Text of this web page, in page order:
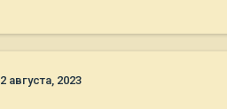
2 августа, 2023